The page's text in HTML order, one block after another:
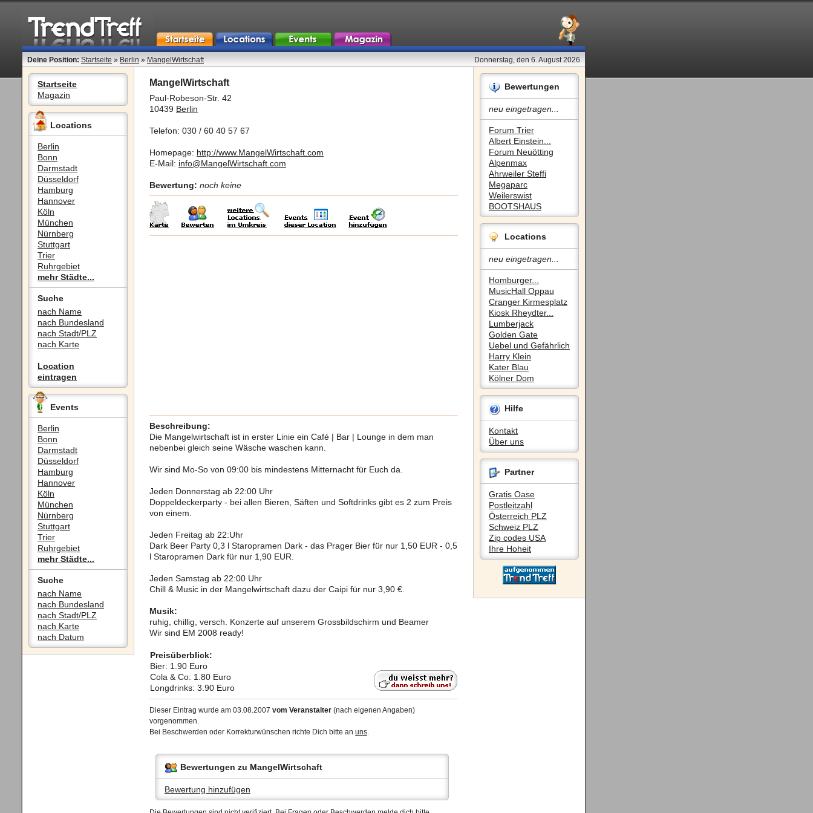
Deine Position: Startseite » Berlin » MangelWirtschaft Donnerstag, den 6. August 2026
Startseite
Magazin
Locations
Berlin
Bonn
Darmstadt
Düsseldorf
Hamburg
Hannover
Köln
München
Nürnberg
Stuttgart
Trier
Ruhrgebiet
mehr Städte...
Suche
nach Name
nach Bundesland
nach Stadt/PLZ
nach Karte
Location
eintragen
Events
Berlin
Bonn
Darmstadt
Düsseldorf
Hamburg
Hannover
Köln
München
Nürnberg
Stuttgart
Trier
Ruhrgebiet
mehr Städte...
Suche
nach Name
nach Bundesland
nach Stadt/PLZ
nach Karte
nach Datum
Bewertungen
neu eingetragen...
Forum Trier
Albert Einstein...
Forum Neuötting
Alpenmax
Ahrweiler Steffi
Megaparc
Weilerswist
BOOTSHAUS
Locations
neu eingetragen...
Homburger...
MusicHall Oppau
Cranger Kirmesplatz
Kiosk Rheydter...
Lumberjack
Golden Gate
Uebel und Gefährlich
Harry Klein
Kater Blau
Kölner Dom
Hilfe
Kontakt
Über uns
Partner
Gratis Oase
Postleitzahl
Österreich PLZ
Schweiz PLZ
Zip codes USA
Ihre Hoheit
MangelWirtschaft
Paul-Robeson-Str. 42
10439 Berlin
Telefon: 030 / 60 40 57 67
Homepage: http://www.MangelWirtschaft.com
E-Mail: info@MangelWirtschaft.com
Bewertung: noch keine
Beschreibung:
Die Mangelwirtschaft ist in erster Linie ein Café | Bar | Lounge in dem man
nebenbei gleich seine Wäsche waschen kann.
Wir sind Mo-So von 09:00 bis mindestens Mitternacht für Euch da.
Jeden Donnerstag ab 22:00 Uhr
Doppeldeckerparty - bei allen Bieren, Säften und Softdrinks gibt es 2 zum Preis
von einem.
Jeden Freitag ab 22:Uhr
Dark Beer Party 0,3 l Staropramen Dark - das Prager Bier für nur 1,50 EUR - 0,5
l Staropramen Dark für nur 1,90 EUR.
Jeden Samstag ab 22:00 Uhr
Chill & Music in der Mangelwirtschaft dazu der Caipi für nur 3,90 €.
Musik:
ruhig, chillig, versch. Konzerte auf unserem Grossbildschirm und Beamer
Wir sind EM 2008 ready!
Preisüberblick:
Bier: 1.90 Euro
Cola & Co: 1.80 Euro
Longdrinks: 3.90 Euro
Dieser Eintrag wurde am 03.08.2007 vom Veranstalter (nach eigenen Angaben)
vorgenommen.
Bei Beschwerden oder Korrekturwünschen richte Dich bitte an uns.
Bewertungen zu MangelWirtschaft
Bewertung hinzufügen